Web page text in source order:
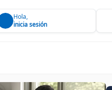
Hola,
inicia sesión